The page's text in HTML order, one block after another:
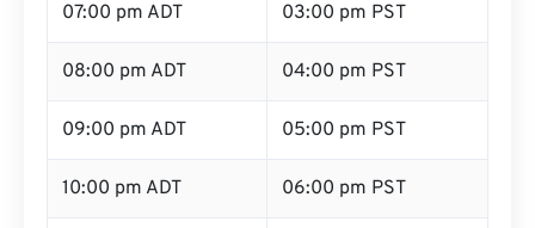
07:00 pm ADT 03:00 pm PST
08:00 pm ADT 04:00 pm PST
09:00 pm ADT 05:00 pm PST
10:00 pm ADT 06:00 pm PST